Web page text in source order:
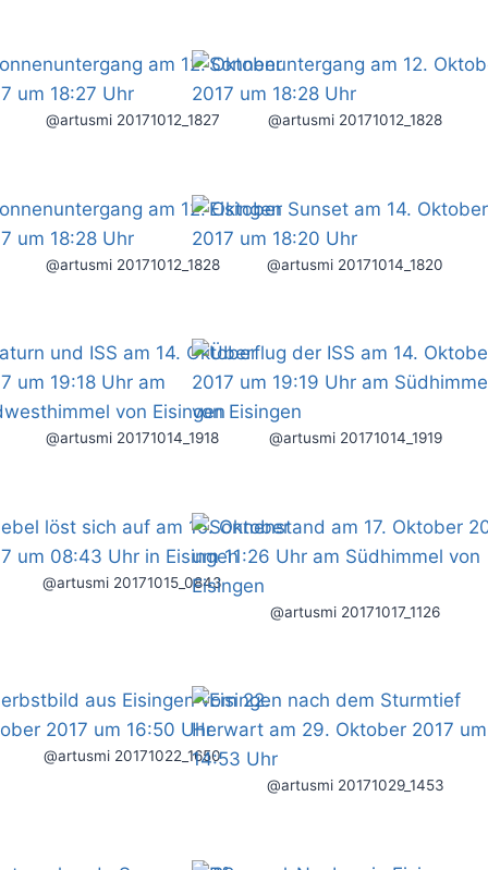
@artusmi 20171012_1827 @artusmi 20171012_1828
@artusmi 20171012_1828 @artusmi 20171014_1820
@artusmi 20171014_1918 @artusmi 20171014_1919
@artusmi 20171015_0843
@artusmi 20171017_1126
@artusmi 20171022_1650
@artusmi 20171029_1453